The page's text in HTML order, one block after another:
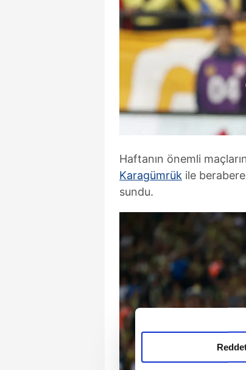
Haftanın önemli
Karagümrük ile
sundu.